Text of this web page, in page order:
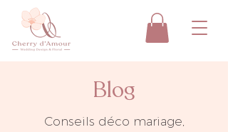
Blog
Conseils déco mariage,